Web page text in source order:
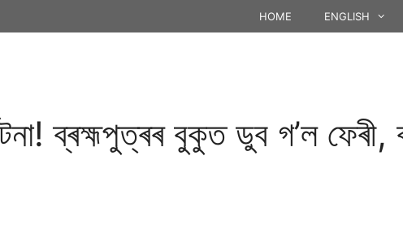
HOME ENGLISH
ব্ৰহ্মপুত্ৰৰ বুকুত ডুব গ’ল ফেৰী,